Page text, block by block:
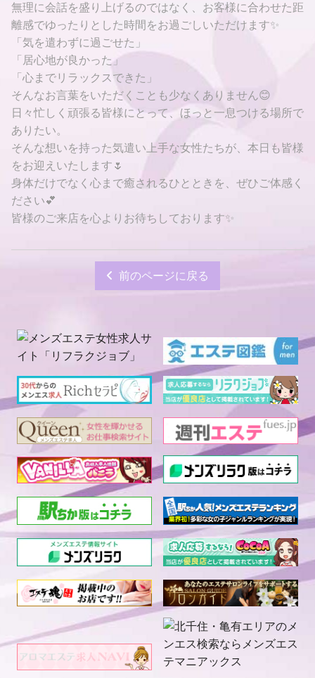
無理に会話を盛り上げるのではなく、お客様に合わせた距
離感でゆったりとした時間をお過ごしいただけます✨
「気を遣わずに過ごせた」
「居心地が良かった」
「心までリラックスできた」
そんなお言葉をいただくことも少なくありません😊
日々忙しく頑張る皆様にとって、ほっと一息つける場所で
ありたい。
そんな想いを持った気遣い上手な女性たちが、本日も皆様
をお迎えいたします🌷
身体だけでなく心まで癒されるひとときを、ぜひご体感く
ださい💕
皆様のご来店を心よりお待ちしております✨
前のページに戻る